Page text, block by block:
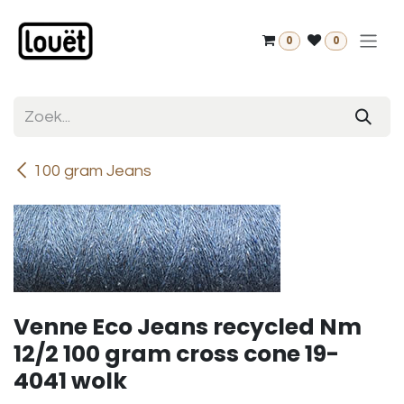
0 0
100 gram Jeans
Venne Eco Jeans recycled Nm
12/2 100 gram cross cone 19-
4041 wolk